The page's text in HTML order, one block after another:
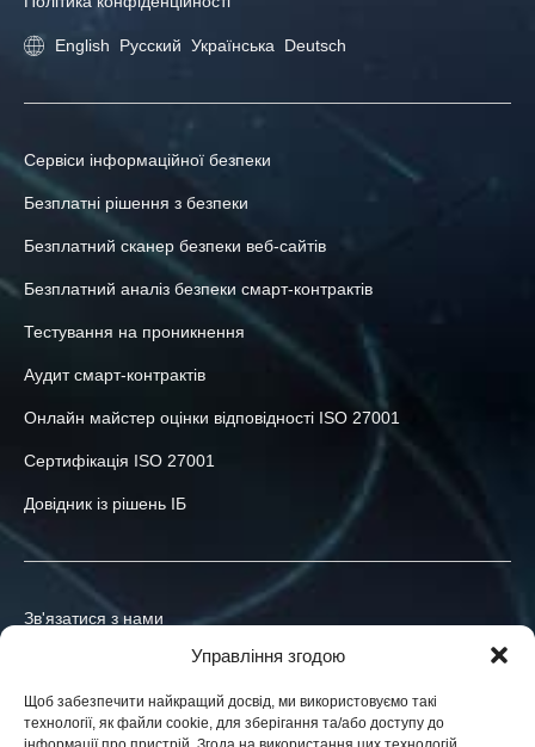
Управління згодою
Щоб забезпечити найкращий досвід, ми використовуємо такі
технології, як файли cookie, для зберігання та/або доступу до
English Русский Українська Deutsch
Сервіси інформаційної безпеки
Безплатні рішення з безпеки
Безплатний сканер безпеки веб-сайтів
Безплатний аналіз безпеки смарт-контрактів
Тестування на проникнення
Аудит смарт-контрактів
Онлайн майстер оцінки відповідності ISO 27001
Сертифікація ISO 27001
Довідник із рішень ІБ
Зв'язатися з нами
info@h-x.technology